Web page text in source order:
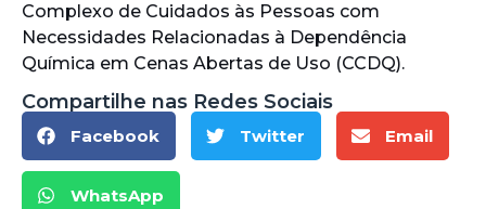
Complexo de Cuidados às Pessoas com
Necessidades Relacionadas à Dependência
Química em Cenas Abertas de Uso (CCDQ).
Compartilhe nas Redes Sociais
Facebook Twitter Email
WhatsApp